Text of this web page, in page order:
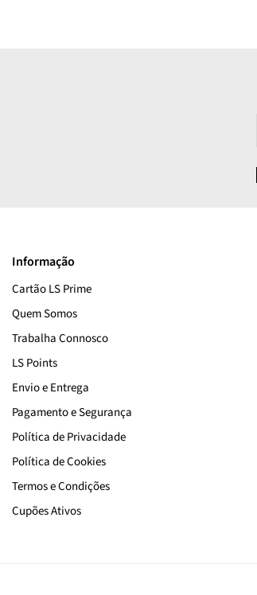
Brilliant
Blonde Revival
Invati Ultra Advanced
Informação
Cartão LS Prime
Quem Somos
Trabalha Connosco
LS Points
Envio e Entrega
Pagamento e Segurança
Política de Privacidade
Política de Cookies
Termos e Condições
Cupões Ativos